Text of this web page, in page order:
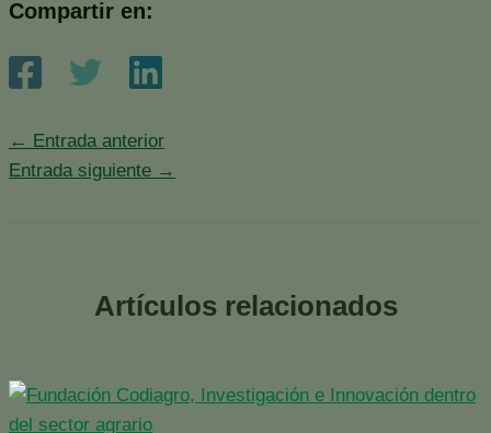
Compartir en:
← Entrada anterior
Entrada siguiente →
Artículos relacionados